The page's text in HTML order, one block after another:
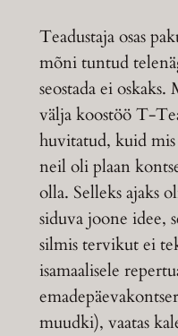
Teadustaja osas
mõni tuntud
seostada ei
välja koostöö T-
huvitatud, kuid
neil oli plaan
olla. Selleks ajaks
siduva joone idee,
silmis tervikut ei
isamaalisele
muudki), vaatas